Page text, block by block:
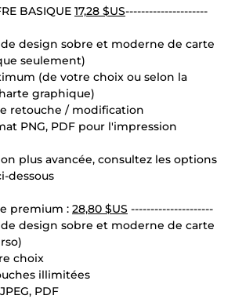
BASIQUE 17,28 $US---------------------
design sobre et moderne de carte
seulement)
(de votre choix ou selon la
graphique)
retouche / modification
PNG, PDF pour l'impression
plus avancée, consultez les options
dessous
premium : 28,80 $US ---------------------
design sobre et moderne de carte
choix
illimitées
PDF